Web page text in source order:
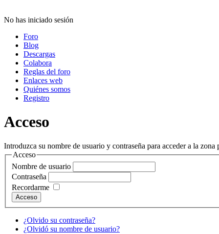
No has iniciado sesión
Foro
Blog
Descargas
Colabora
Reglas del foro
Enlaces web
Quiénes somos
Registro
Acceso
Introduzca su nombre de usuario y contraseña para acceder a la zona
Acceso
Nombre de usuario
Contraseña
Recordarme
¿Olvido su contraseña?
¿Olvidó su nombre de usuario?